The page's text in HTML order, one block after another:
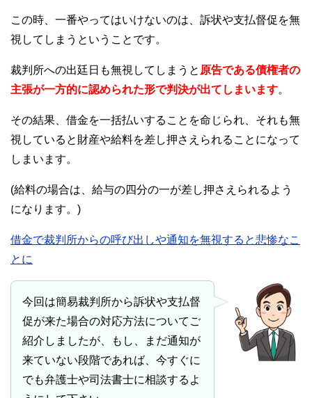
この時、一番やってはいけないのは、訴状や支払督促を無
視してしまうということです。
裁判所への出廷日も無視してしまうと 原告である債権者の
主張が一方的に認められた形で判決が出てしまいます。
その結果、借金を一括払いすることを命じられ、それも無
視していると財産や給料を差し押さえられることになって
しまいます。
(給料の場合は、給与の四分の一が差し押さえられるよう
になります。)
借金で裁判所からの呼び出しや通知を無視すると悲惨なこ
とに
今回は簡易裁判所から訴状や支払督
促が来た場合の対応方法についてご
紹介しましたが、もし、まだ通知が
来ていない段階であれば、今すぐに
でも弁護士や司法書士に相談するよ